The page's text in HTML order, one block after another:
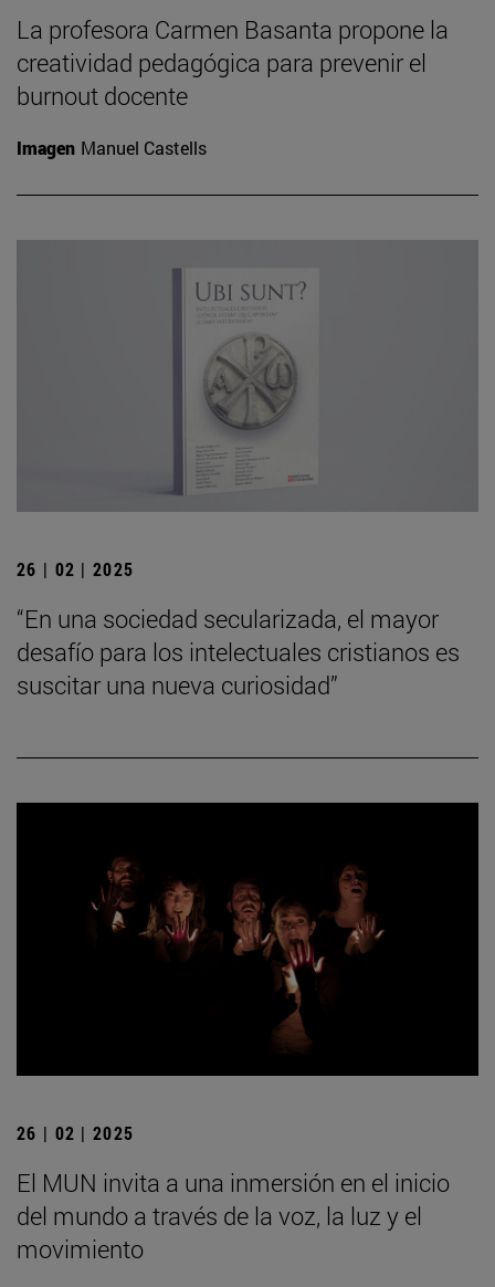
La profesora Carmen Basanta propone la
creatividad pedagógica para prevenir el
burnout docente
Imagen Manuel Castells
26 | 02 | 2025
“En una sociedad secularizada, el mayor
desafío para los intelectuales cristianos es
suscitar una nueva curiosidad”
26 | 02 | 2025
El MUN invita a una inmersión en el inicio
del mundo a través de la voz, la luz y el
movimiento